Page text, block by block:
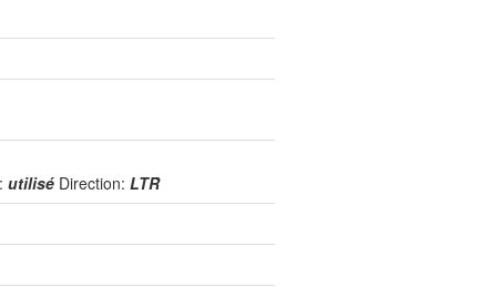
utilisé Direction: LTR